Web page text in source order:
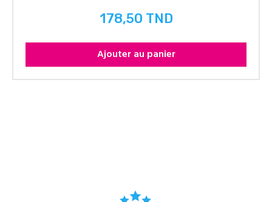
Prix
178,50 TND
Ajouter au panier